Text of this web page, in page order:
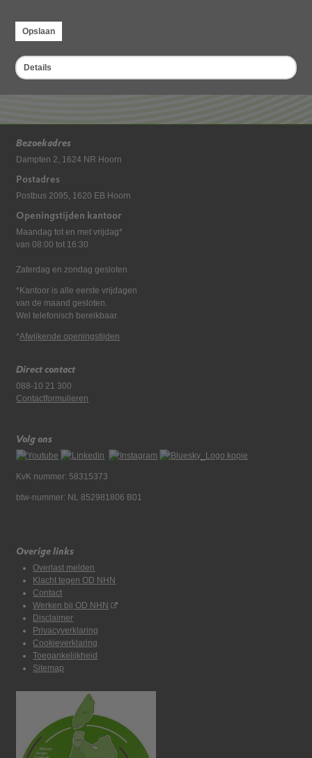
Opslaan
Details
Formulieren
Formulier aanmelden (incidentele) festiviteiten
Bezoekadres
Dampten 2, 1624 NR Hoorn
Postadres
Postbus 2095, 1620 EB Hoorn
Openingstijden kantoor
Maandag tot en met vrijdag*
van 08:00 tot 16:30
Zaterdag en zondag gesloten
*Kantoor is alle eerste vrijdagen
van de maand gesloten.
Wel telefonisch bereikbaar.
*Afwijkende openingstijden
Direct contact
088-10 21 300
Contactformulieren
Volg ons
KvK nummer: 58315373
btw-nummer: NL 852981806 B01
Overige links
Overlast melden
Klacht tegen OD NHN
Contact
Werken bij OD NHN
Disclaimer
Privacyverklaring
Cookieverklaring
Toegankelijkheid
Sitemap